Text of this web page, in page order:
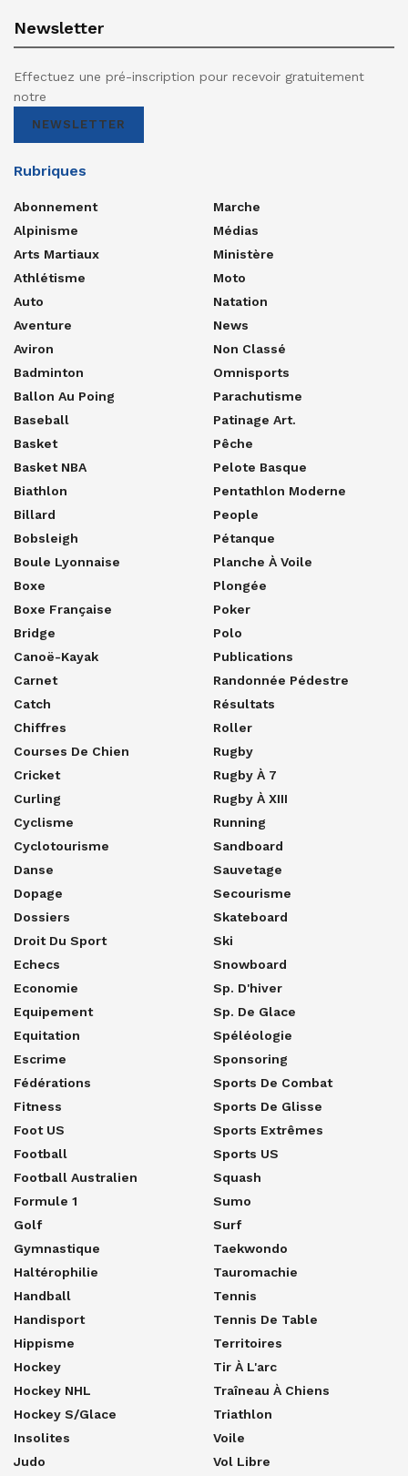
Newsletter
Effectuez une pré-inscription pour recevoir gratuitement
notre
NEWSLETTER
Rubriques
Abonnement
Alpinisme
Arts Martiaux
Athlétisme
Auto
Aventure
Aviron
Badminton
Ballon Au Poing
Baseball
Basket
Basket NBA
Biathlon
Billard
Bobsleigh
Boule Lyonnaise
Boxe
Boxe Française
Bridge
Canoë-Kayak
Carnet
Catch
Chiffres
Courses De Chien
Cricket
Curling
Cyclisme
Cyclotourisme
Danse
Dopage
Dossiers
Droit Du Sport
Echecs
Economie
Equipement
Equitation
Escrime
Fédérations
Fitness
Foot US
Football
Football Australien
Formule 1
Golf
Gymnastique
Haltérophilie
Handball
Handisport
Hippisme
Hockey
Hockey NHL
Hockey S/glace
Insolites
Judo
Marche
Médias
Ministère
Moto
Natation
News
Non Classé
Omnisports
Parachutisme
Patinage Art.
Pêche
Pelote Basque
Pentathlon Moderne
People
Pétanque
Planche À Voile
Plongée
Poker
Polo
Publications
Randonnée Pédestre
Résultats
Roller
Rugby
Rugby À 7
Rugby À XIII
Running
Sandboard
Sauvetage
Secourisme
Skateboard
Ski
Snowboard
Sp. D'hiver
Sp. De Glace
Spéléologie
Sponsoring
Sports De Combat
Sports De Glisse
Sports Extrêmes
Sports US
Squash
Sumo
Surf
Taekwondo
Tauromachie
Tennis
Tennis De Table
Territoires
Tir À L'arc
Traîneau À Chiens
Triathlon
Voile
Vol Libre